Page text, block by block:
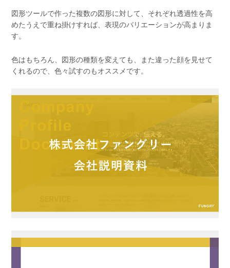
図形ツールで作った複数の図形に対して、それぞれ透過性を高
めたうえで重ね掛けすれば、表現のバリエーションが高まりま
す。
色はもちろん、図形の種類を変えても、また違った顔を見せて
くれるので、色々試すのもオススメです。